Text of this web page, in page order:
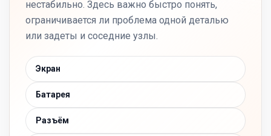
нестабильно. Здесь важно быстро понять,
ограничивается ли проблема одной деталью
или задеты и соседние узлы.
Экран
Батарея
Разъём